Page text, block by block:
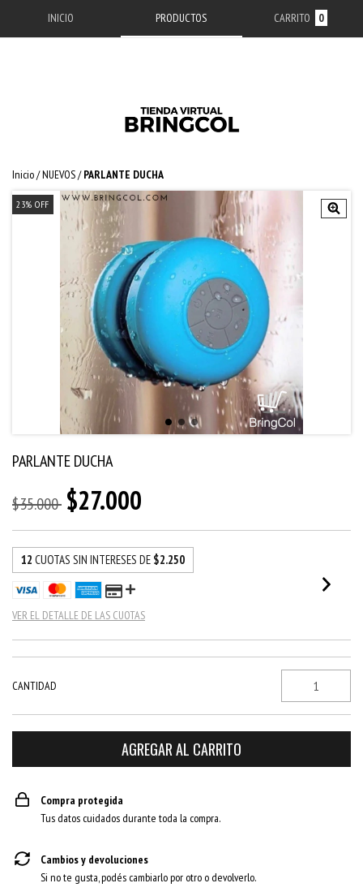
INICIO PRODUCTOS CARRITO 0
Inicio/NUEVOS/ PARLANTE DUCHA
23% OFF
PARLANTE DUCHA
$35.000 $27.000
12 CUOTAS SIN INTERESES DE $2.250
VER EL DETALLE DE LAS CUOTAS
CANTIDAD
Compra protegida
Tus datos cuidados durante toda la compra.
Cambios y devoluciones
Si no te gusta, podés cambiarlo por otro o devolverlo.